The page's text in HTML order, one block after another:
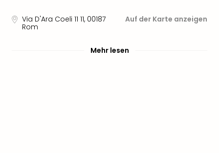
Via D'Ara Coeli 11 11, 00187
Rom
Auf der Karte anzeigen
Mehr lesen